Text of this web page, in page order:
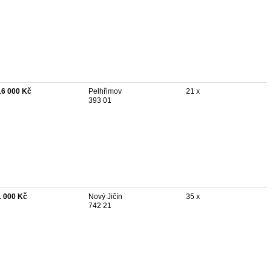
000 Kč
Pelhřimov
393 01
21 x
000 Kč
Nový Jičín
742 21
35 x